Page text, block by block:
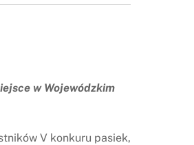
w Wojewódzkim
V konkuru pasiek,